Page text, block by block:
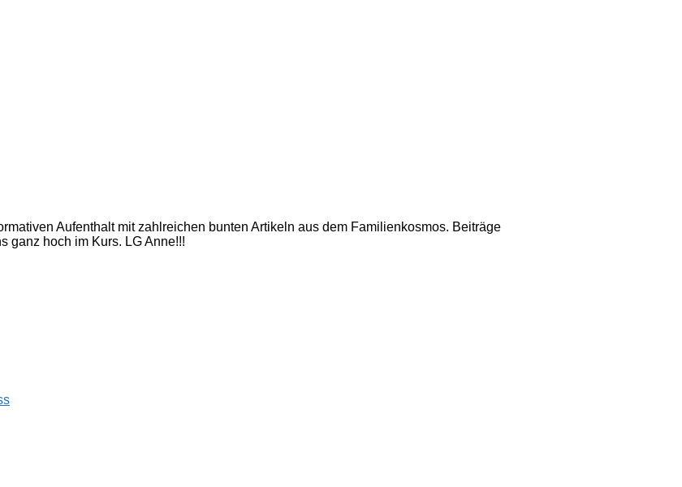
Aufenthalt mit zahlreichen bunten Artikeln aus dem Familienkosmos. Beiträge
ganz hoch im Kurs. LG Anne!!!